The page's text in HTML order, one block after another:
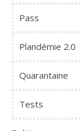
Pass
Plandémie 2.0
Quarantaine
Tests